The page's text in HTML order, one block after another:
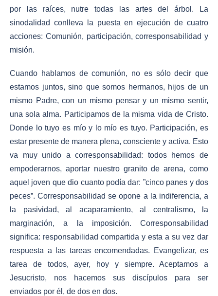
por las raíces, nutre todas las artes del árbol. La
sinodalidad conlleva la puesta en ejecución de cuatro
acciones: Comunión, participación, corresponsabilidad y
misión.
Cuando hablamos de comunión, no es sólo decir que
estamos juntos, sino que somos hermanos, hijos de un
mismo Padre, con un mismo pensar y un mismo sentir,
una sola alma. Participamos de la misma vida de Cristo.
Donde lo tuyo es mío y lo mío es tuyo. Participación, es
estar presente de manera plena, consciente y activa. Esto
va muy unido a corresponsabilidad: todos hemos de
empoderarnos, aportar nuestro granito de arena, como
aquel joven que dio cuanto podía dar: ”cinco panes y dos
peces”. Corresponsabilidad se opone a la indiferencia, a
la pasividad, al acaparamiento, al centralismo, la
marginación, a la imposición. Corresponsabilidad
significa: responsabilidad compartida y esta a su vez dar
respuesta a las tareas encomendadas. Evangelizar, es
tarea de todos, ayer, hoy y siempre. Aceptamos a
Jesucristo, nos hacemos sus discípulos para ser
enviados por él, de dos en dos.